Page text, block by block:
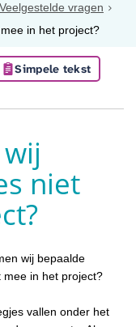
Veelgestelde vragen
in het project?
Simpele tekst
niet
wij bepaalde
mee in het project?
vallen onder het